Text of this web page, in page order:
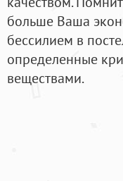
больше Ваша
бессилием в
определенные
веществами.